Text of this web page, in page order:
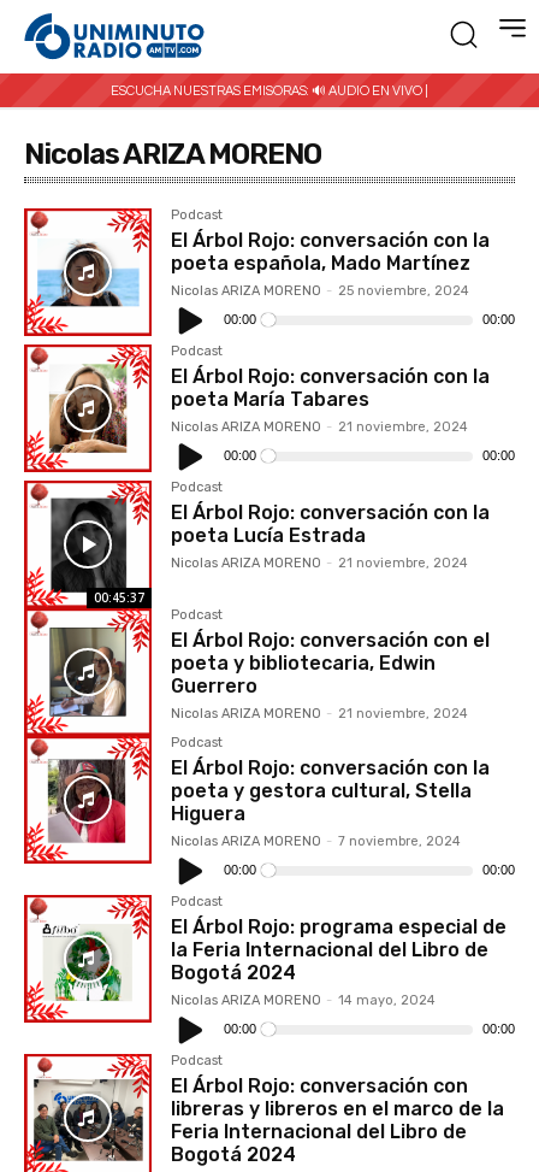
ESCUCHA NUESTRAS EMISORAS: 🔊 AUDIO EN VIVO |
Nicolas ARIZA MORENO
Podcast
El Árbol Rojo: conversación con la
poeta española, Mado Martínez
Nicolas ARIZA MORENO - 25 noviembre, 2024
Reproductor
de
audio
00:00 00:00
Podcast
El Árbol Rojo: conversación con la
poeta María Tabares
Nicolas ARIZA MORENO - 21 noviembre, 2024
Reproductor
de
audio
00:00 00:00
00:45:37
Podcast
El Árbol Rojo: conversación con la
poeta Lucía Estrada
Nicolas ARIZA MORENO - 21 noviembre, 2024
Podcast
El Árbol Rojo: conversación con el
poeta y bibliotecaria, Edwin
Guerrero
Nicolas ARIZA MORENO - 21 noviembre, 2024
Podcast
El Árbol Rojo: conversación con la
poeta y gestora cultural, Stella
Higuera
Nicolas ARIZA MORENO - 7 noviembre, 2024
Reproductor
de
audio
00:00 00:00
Podcast
El Árbol Rojo: programa especial de
la Feria Internacional del Libro de
Bogotá 2024
Nicolas ARIZA MORENO - 14 mayo, 2024
Reproductor
de
audio
00:00 00:00
Podcast
El Árbol Rojo: conversación con
libreras y libreros en el marco de la
Feria Internacional del Libro de
Bogotá 2024